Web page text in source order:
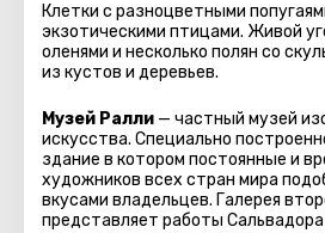
Клетки с разноцветными
экзотическими птицами. Живой
оленями и несколько полян со
из кустов и деревьев.
Музей Ралли — частный музей
искусства. Специально
здание в котором постоянные и
художников всех стран мира
вкусами владельцев. Галерея
представляет работы